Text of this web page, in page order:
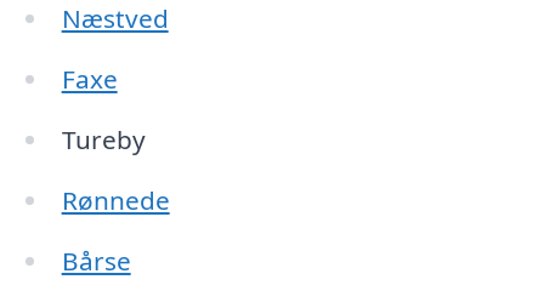
Næstved
Faxe
Tureby
Rønnede
Bårse